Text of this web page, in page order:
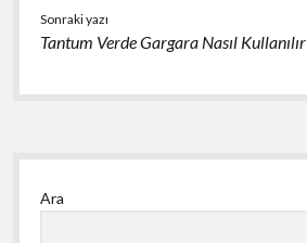
Sonraki yazı
Tantum Verde Gargara Nasıl Kullanılır
Yan
Menü
Ara